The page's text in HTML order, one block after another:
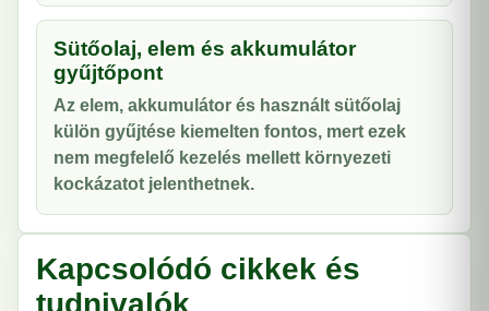
Sütőolaj, elem és akkumulátor
gyűjtőpont
Az elem, akkumulátor és használt sütőolaj
külön gyűjtése kiemelten fontos, mert ezek
nem megfelelő kezelés mellett környezeti
kockázatot jelenthetnek.
Kapcsolódó cikkek és
tudnivalók